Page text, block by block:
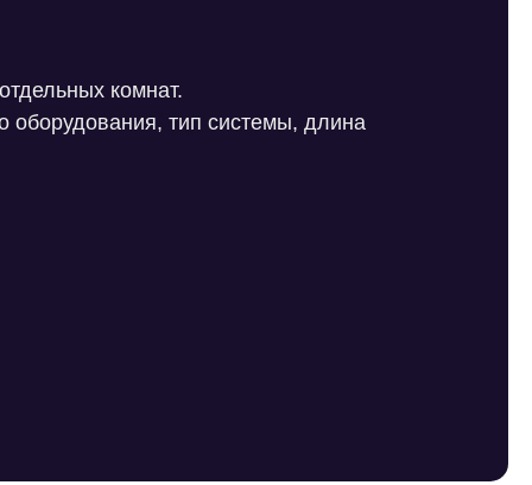
комнат.
оборудования, тип системы, длина